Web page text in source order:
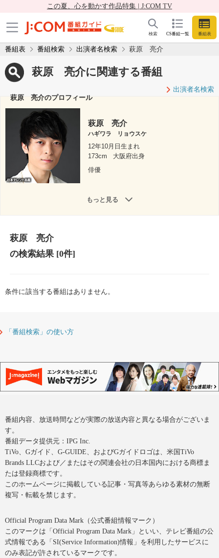
この夏、心を動かす作品特集 | J:COM TV
CS番組一覧 番組表
検索
番組表 番組検索 出演者名検索 萩原 亮介
萩原 亮介に関連する番組
出演者名検索
萩原 亮介のプロフィール
萩原 亮介
ハギワラ リョウスケ
12年10月日生まれ
173cm
大阪府出身
俳優
もっと見る
萩原 亮介
の検索結果[0件]
条件に該当する番組はありません。
「番組検索」の使い方
番組内容、放送時間などが実際の放送内容と異なる場合がございま
す。
番組データ提供元：IPG Inc.
TiVo、Gガイド、G-GUIDE、およびGガイドロゴは、米国TiVo
Brands LLCおよび／またはその関連会社の日本国内における商標ま
たは登録商標です。
このホームページに掲載している記事・写真等あらゆる素材の無断
複写・転載を禁じます。
Official Program Data Mark（公式番組情報マーク）
このマークは「Official Program Data Mark」といい、テレビ番組の公
式情報である「SI(Service Information)情報」を利用したサービスに
のみ表記が許されているマークです。